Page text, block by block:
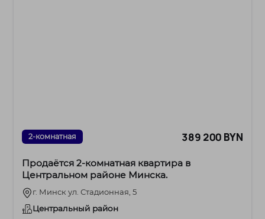
2-комнатная 389 200 BYN
Продаётся 2‑комнатная квартира в
Центральном районе Минска.
г. Минск ул. Стадионная, 5
Центральный район